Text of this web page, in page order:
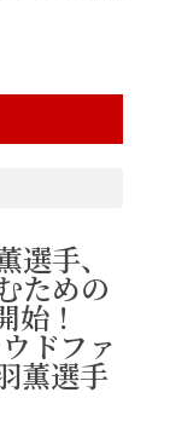
手、
ための
始！
ドファ
薫選手